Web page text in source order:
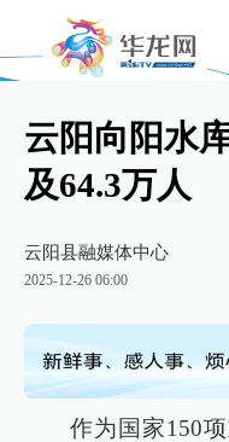
云阳向阳水
及64.3万人
云阳县融媒体中心
2025-12-26 06:00
作为国家150